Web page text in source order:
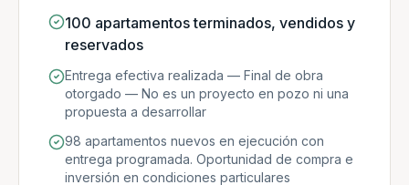
100 apartamentos terminados, vendidos y
reservados
Entrega efectiva realizada — Final de obra
otorgado — No es un proyecto en pozo ni una
propuesta a desarrollar
98 apartamentos nuevos en ejecución con
entrega programada. Oportunidad de compra e
inversión en condiciones particulares